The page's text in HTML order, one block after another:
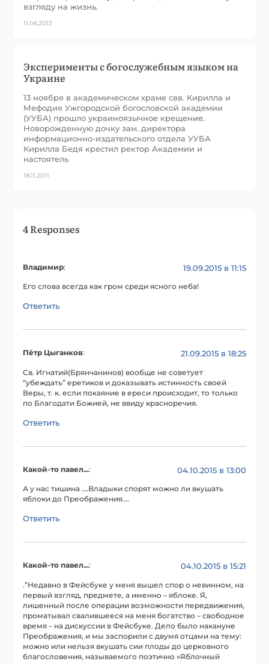
взгляду на жизнь.
11.06.2013
Эксперименты с богослужебным языком на
Украине
13 ноября в академическом храме свв. Кирилла и
Мефодия Ужгородской богословской академии
(УУБА) прошло украиноязычное крещение.
Новорожденную дочку зам. директора
информационно-издательского отдела УУБА
Кирилла Бедя крестил ректор Академии и
настоятель
18.11.2011
4 Responses
Владимир: 19.09.2015 в 11:15
Его слова всегда как гром среди ясного неба!
Ответить
Пётр Цыганков: 21.09.2015 в 18:25
Св. Игнатий(Брянчанинов) вообще не советует
“убеждать” еретиков и доказывать истинность своей
Веры, т. к. если покаяние в ереси происходит, то только
по Благодати Божией, не ввиду красноречия.
Ответить
Какой-то павел...: 04.10.2015 в 13:00
А у нас тишина ….Владыки спорят можно ли вкушать
яблоки до Преображения….
Ответить
Какой-то павел...: 04.10.2015 в 15:21
.”Недавно в Фейсбуке у меня вышел спор о невинном, на
первый взгляд, предмете, а именно – яблоке. Я,
лишенный после операции возможности передвижения,
проматывал свалившееся на меня богатство – свободное
время – на дискуссии в Фейсбуке. Дело было накануне
Преображения, и мы заспорили с двумя отцами на тему:
можно или нельзя вкушать сии плоды до церковного
благословения, называемого поэтично «Яблочный